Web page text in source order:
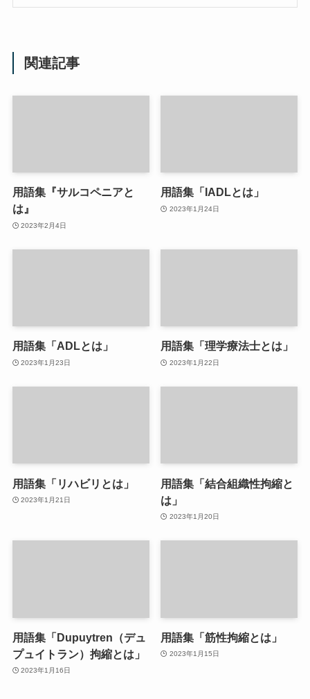
関連記事
用語集『サルコペニアと
は』
2023年2月4日
用語集「IADLとは」
2023年1月24日
用語集「ADLとは」
2023年1月23日
用語集「理学療法士とは」
2023年1月22日
用語集「リハビリとは」
2023年1月21日
用語集「結合組織性拘縮と
は」
2023年1月20日
用語集「Dupuytren（デュ
プュイトラン）拘縮とは」
2023年1月16日
用語集「筋性拘縮とは」
2023年1月15日